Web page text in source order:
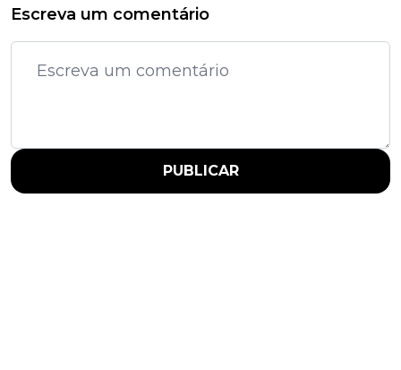
Escreva um comentário
PUBLICAR